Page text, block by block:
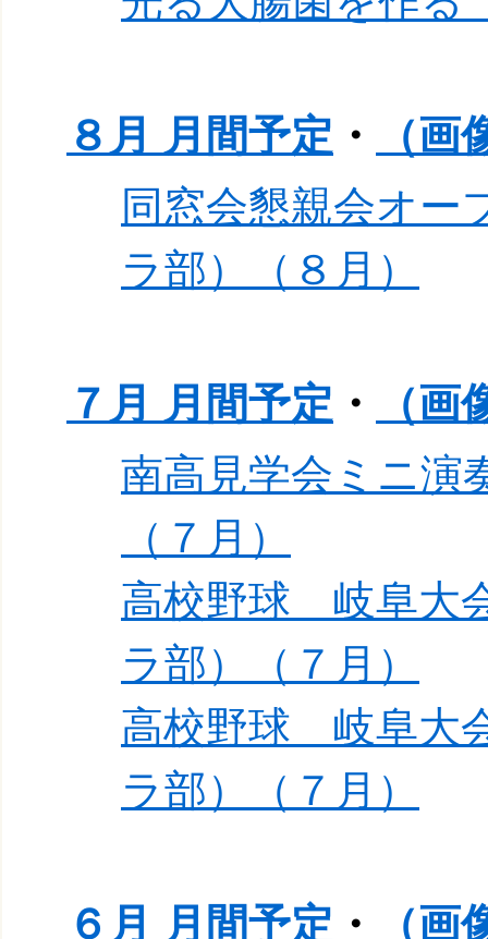
８月 月間予定 ・
（画
同窓会懇親会オー
ラ部）（８月）
７月 月間予定 ・
（画
南高見学会ミニ演
（７月）
高校野球 岐阜大
ラ部）（７月）
高校野球 岐阜大
ラ部）（７月）
６月 月間予定 ・ （画